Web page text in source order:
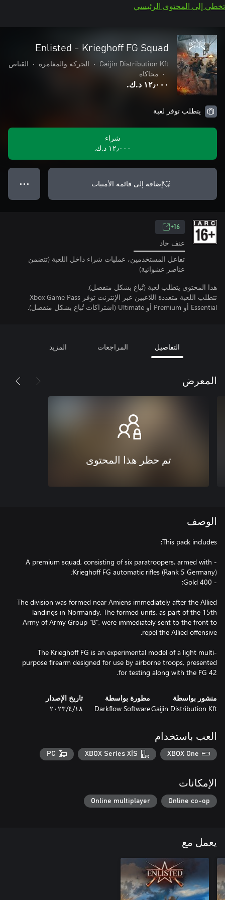
تخطي إلى المحتوى الرئيسي
Enlisted - Krieghoff FG Squad
Gaijin Distribution Kft
• الحركة والمغامرة •
القناص
•
محاكاة
١٢٫٠٠٠ د.ك.‏
يتطلب توفر لعبة
شراء
١٢٫٠٠٠ د.ك.‏
إضافة إلى قائمة الأمنيات ● ● ●
16+
عنف حاد
تفاعل المستخدمين، عمليات شراء داخل اللعبة (تتضمن
عناصر عشوائية)
هذا المحتوى يتطلب لعبة (تُباع بشكل منفصل).
تتطلب اللعبة متعددة اللاعبين عبر الإنترنت توفر Xbox Game Pass
Essential أو Premium أو Ultimate (اشتراكات تُباع بشكل منفصل).
التفاصيل المراجعات المزيد
المعرض
تم حظر هذا المحتوى
الوصف
- A premium squad, consisting of six paratroopers, armed with
The division was formed near Amiens immediately after the Allied
landings in Normandy. The formed units, as part of the 15th
Army of Army Group "B", were immediately sent to the front to
The Krieghoff FG is an experimental model of a light multi-
purpose firearm designed for use by airborne troops, presented
for testing along with the FG 42.
منشور بواسطة
Gaijin Distribution Kft
مطورة بواسطة
Darkflow Software
تاريخ الإصدار
١٨‏/٤‏/٢٠٢٣
العب باستخدام
XBOX One
XBOX Series X|S
PC
الإمكانات
Online co-op
Online multiplayer
يعمل مع